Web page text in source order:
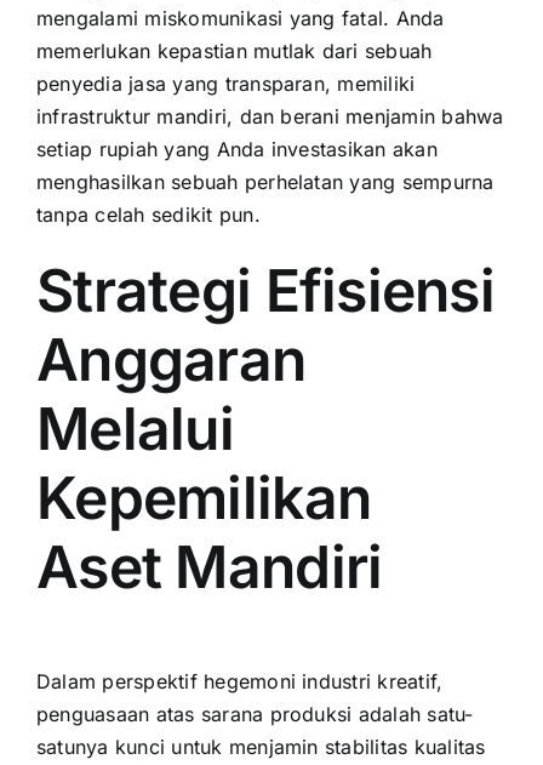
mengalami miskomunikasi yang fatal. Anda
memerlukan kepastian mutlak dari sebuah
penyedia jasa yang transparan, memiliki
infrastruktur mandiri, dan berani menjamin bahwa
setiap rupiah yang Anda investasikan akan
menghasilkan sebuah perhelatan yang sempurna
tanpa celah sedikit pun.
Strategi Efisiensi
Anggaran
Melalui
Kepemilikan
Aset Mandiri
Dalam perspektif hegemoni industri kreatif,
penguasaan atas sarana produksi adalah satu-
satunya kunci untuk menjamin stabilitas kualitas